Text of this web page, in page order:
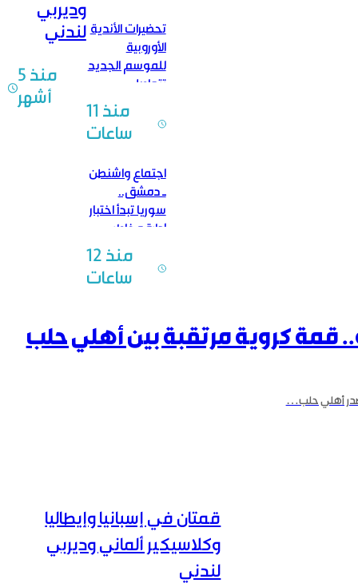
وديربي
لندني
منذ 5
أشهر
تحضيرات الأندية
الأوروبية
للموسم الجديد
تتواصل
منذ 11
ساعات
اجتماع واشنطن
ـ دمشق..
سوريا تبدأ اختبار
إدارة مخاطر
النظام المالي
العالمي
منذ 12
ساعات
قمة كروية مرتقبة بين أهلي حلب
قمتان في إسبانيا وإيطاليا
وكلاسيكير ألماني وديربي
لندني